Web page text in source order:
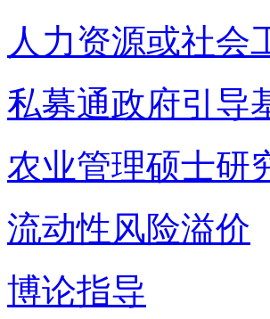
人力资源或社会
私募通政府引导
农业管理硕士研
流动性风险溢价
博论指导